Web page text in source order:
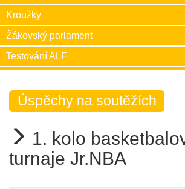
Kroužky
Žákovský parlament
Testování ALF
Úspěchy na soutěžích
1. kolo
turnaje Jr.NBA